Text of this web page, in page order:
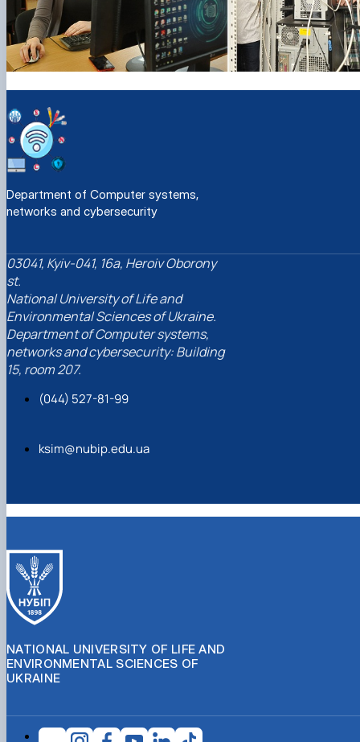
Department of Computer systems,
networks and cybersecurity
03041, Kyiv-041, 16a, Heroiv Oborony
st.
National University of Life and
Environmental Sciences of Ukraine.
Department of Computer systems,
networks and cybersecurity: Building
15, room 207.
(044) 527-81-99
ksim@nubip.edu.ua
NATIONAL UNIVERSITY OF LIFE AND
ENVIRONMENTAL SCIENCES OF
UKRAINE